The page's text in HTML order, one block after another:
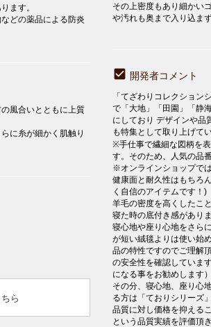
ます。
どの薬品による防炎
風合いとともに上質
に糸が細かく肌触り
ら
その上密度もあり細かい
や汚れも奥まで入り込ま
開発者コメント
「てざわりコレクション
で「大地」「田園」「静
にしており デザインや
も特集として取り上げて
※手仕事で繊細な図柄を
す。そのため、人気の品
※オンラインショップで
健康面と耐久性はもちろ
く自信のアイテムです！)
羊毛の密度を高くしたこ
寝た時の底付き感がありま
寝心地や座り心地をさら
が短い絨毯よりは使い始
品の特性ですのでご理解
の安全性を確認していま
になる事をお勧めします）
その分、寝心地、座り心
る方は「ておりシリーズ
品質に対し価格を抑える
という品質実績を評価頂